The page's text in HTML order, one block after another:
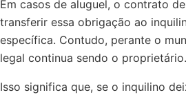
Em casos de aluguel, o contrato
transferir essa obrigação ao
específica. Contudo, perante o
legal continua sendo o proprietário.
Isso significa que, se o inquilino